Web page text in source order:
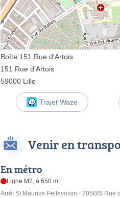
Boîte 151 Rue d'Artois
151 Rue d'Artois
59000 Lille
Trajet Waze
Venir en
En métro
Ligne M2, à 650 m
Arrêt St Maurice Pellevoisin - 205BIS Rue